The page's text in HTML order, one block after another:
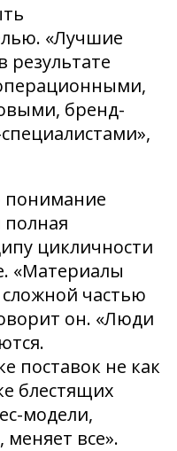
«Лучшие
бренд-
понимание
цикличности
«Материалы
сложной частью
он. «Люди
поставок не как
блестящих
модели,
все».